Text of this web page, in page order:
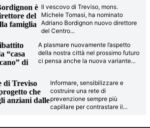
è
del
famiglia
Il vescovo di Treviso, mons.
Michele Tomasi, ha nominato
Adriano Bordignon nuovo direttore
del Centro...
“casa
di
A plasmare nuovamente l’aspetto
della nostra città nel prossimo futuro
ci pensa anche la nuova variante...
di Treviso
che
anziani dalle
Informare, sensibilizzare e
costruire una rete di
prevenzione sempre più
capillare per contrastare il...